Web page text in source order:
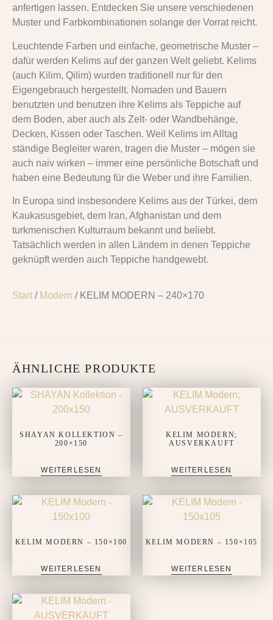
anfertigen lassen. Entdecken Sie unsere verschiedenen
Muster und Farbkombinationen solange der Vorrat reicht.
Leuchtende Farben und einfache, geometrische Muster –
dafür werden Kelims auf der ganzen Welt geliebt. Kelims
(auch Kilim, Qilim) wurden traditionell nur für den
Eigengebrauch hergestellt. Nomaden und Bauern
benutzten und benutzen ihre Kelims als Teppiche auf
dem Boden, aber auch als Zelt- oder Wandbehänge,
Decken, Kissen oder Taschen. Weil Kelims im Alltag
ständige Begleiter waren, tragen die Muster – mögen sie
auch naiv wirken – immer eine persönliche Botschaft und
haben eine Bedeutung für die Weber und ihre Familien.
In Europa sind insbesondere Kelims aus der Türkei, dem
Kaukasusgebiet, dem Iran, Afghanistan und dem
turkmenischen Kulturraum bekannt und beliebt.
Tatsächlich werden in allen Ländern in denen Teppiche
geknüpft werden auch Teppiche handgewebt.
Start / Modern / KELIM MODERN – 240×170
ÄHNLICHE PRODUKTE
SHAYAN KOLLEKTION –
200×150
WEITERLESEN
KELIM MODERN;
AUSVERKAUFT
WEITERLESEN
KELIM MODERN – 150×100
WEITERLESEN
KELIM MODERN – 150×105
WEITERLESEN